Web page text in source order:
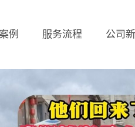
例 服务流程 公司